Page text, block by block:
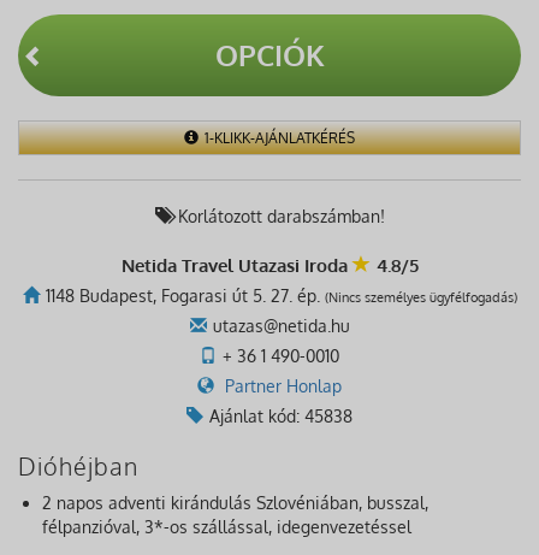
OPCIÓK
1-KLIKK-AJÁNLATKÉRÉS
Korlátozott darabszámban!
Netida Travel Utazasi Iroda 4.8/5
1148 Budapest, Fogarasi út 5. 27. ép. (Nincs személyes ügyfélfogadás)
utazas@netida.hu
+ 36 1 490-0010
Partner Honlap
Ajánlat kód: 45838
Dióhéjban
2 napos adventi kirándulás Szlovéniában, busszal,
félpanzióval, 3*-os szállással, idegenvezetéssel